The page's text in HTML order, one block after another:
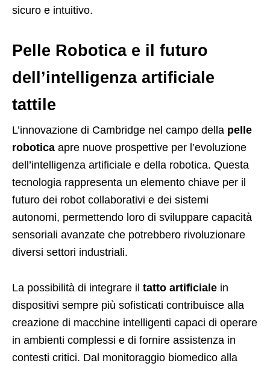
sicuro e intuitivo.
Pelle Robotica e il futuro
dell’intelligenza artificiale
tattile
L’innovazione di Cambridge nel campo della pelle
robotica apre nuove prospettive per l’evoluzione
dell’intelligenza artificiale e della robotica. Questa
tecnologia rappresenta un elemento chiave per il
futuro dei robot collaborativi e dei sistemi
autonomi, permettendo loro di sviluppare capacità
sensoriali avanzate che potrebbero rivoluzionare
diversi settori industriali.
La possibilità di integrare il tatto artificiale in
dispositivi sempre più sofisticati contribuisce alla
creazione di macchine intelligenti capaci di operare
in ambienti complessi e di fornire assistenza in
contesti critici. Dal monitoraggio biomedico alla